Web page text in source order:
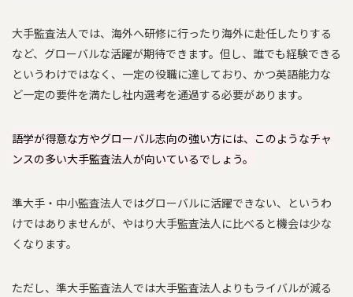
大手監査法人では、海外へ研修に行ったり海外に赴任したりする
など、グローバルな活躍が期待できます。但し、誰でも経験できる
というわけではなく、一定の役職に達しており、かつ英語能力な
ど一定の要件を満たし社内選考を通過する必要があります。
語学が得意な方やグローバル志向の強い方には、このようなチャ
ンスの多い大手監査法人が向いているでしょう。
準大手・中小監査法人ではグローバルに活躍できない、というわ
けではありませんが、やはり大手監査法人に比べると機会は少な
くなります。
ただし、準大手監査法人では大手監査法人よりもライバルが減る